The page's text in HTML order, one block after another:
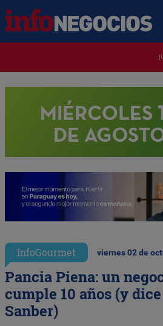
InfoGourmet viernes 02 de
Pancia Piena: un
cumple 10 años (y
Sanber)